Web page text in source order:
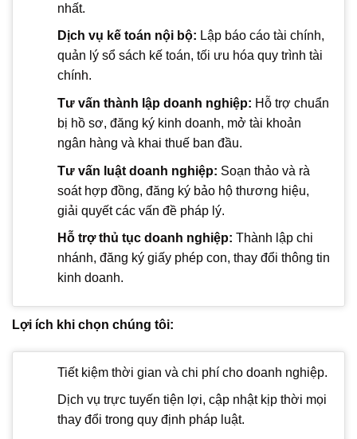
nhất.
Dịch vụ kế toán nội bộ: Lập báo cáo tài chính,
quản lý sổ sách kế toán, tối ưu hóa quy trình tài
chính.
Tư vấn thành lập doanh nghiệp: Hỗ trợ chuẩn
bị hồ sơ, đăng ký kinh doanh, mở tài khoản
ngân hàng và khai thuế ban đầu.
Tư vấn luật doanh nghiệp: Soạn thảo và rà
soát hợp đồng, đăng ký bảo hộ thương hiệu,
giải quyết các vấn đề pháp lý.
Hỗ trợ thủ tục doanh nghiệp: Thành lập chi
nhánh, đăng ký giấy phép con, thay đổi thông tin
kinh doanh.
Lợi ích khi chọn chúng tôi:
Tiết kiệm thời gian và chi phí cho doanh nghiệp.
Dịch vụ trực tuyến tiện lợi, cập nhật kịp thời mọi
thay đổi trong quy định pháp luật.